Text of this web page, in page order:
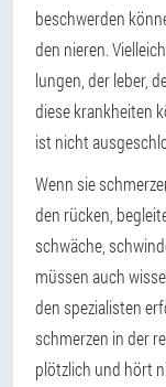
beschwerden
den nieren.
lungen, der leber,
diese krankheiten
ist nicht
Wenn sie
den rücken,
schwäche,
müssen auch
den spezialisten
schmerzen in der
plötzlich und hört